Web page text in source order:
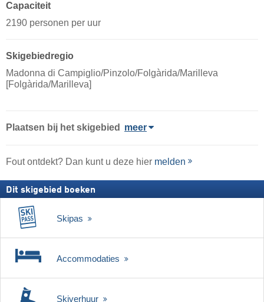
Capaciteit
2190 personen per uur
Skigebiedregio
Madonna di Campiglio/​Pinzolo/​Folgàrida/​Marilleva
[Folgàrida/​Marilleva]
Plaatsen bij het skigebied meer
Fout ontdekt? Dan kunt u deze hier melden
Dit skigebied boeken
Skipas
Accommodaties
Skiverhuur